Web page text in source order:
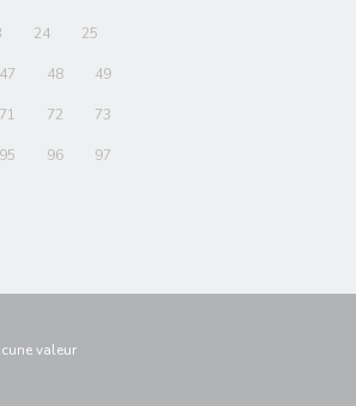
24 25
47 48 49
71 72 73
95 96 97
valeur